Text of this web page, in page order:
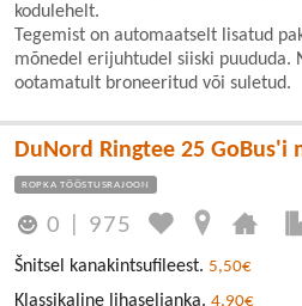
kodulehelt.
Tegemist on automaatselt lisatud
mõnedel erijuhtudel siiski puududa.
ootamatult broneeritud või suletud.
DuNord Ringtee 25 GoBus'i
ROPKA TÖÖSTUSRAJOON
0 975
Šnitsel kanakintsufileest. 5,50€
Klassikaline lihaseljanka. 4,90€